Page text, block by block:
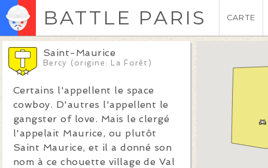
BATTLE PARIS CARTE
Saint-Maurice
Bercy (origine: La Forêt)
Certains l'appellent le space
cowboy. D'autres l'appellent le
gangster of love. Mais le clergé
l'appelait Maurice, ou plutôt
Saint Maurice, et il a donné son
nom à ce chouette village de Val